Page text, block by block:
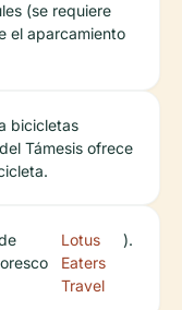
(se requiere
el aparcamiento
bicicletas
Támesis ofrece
Lotus
Eaters
Travel
).